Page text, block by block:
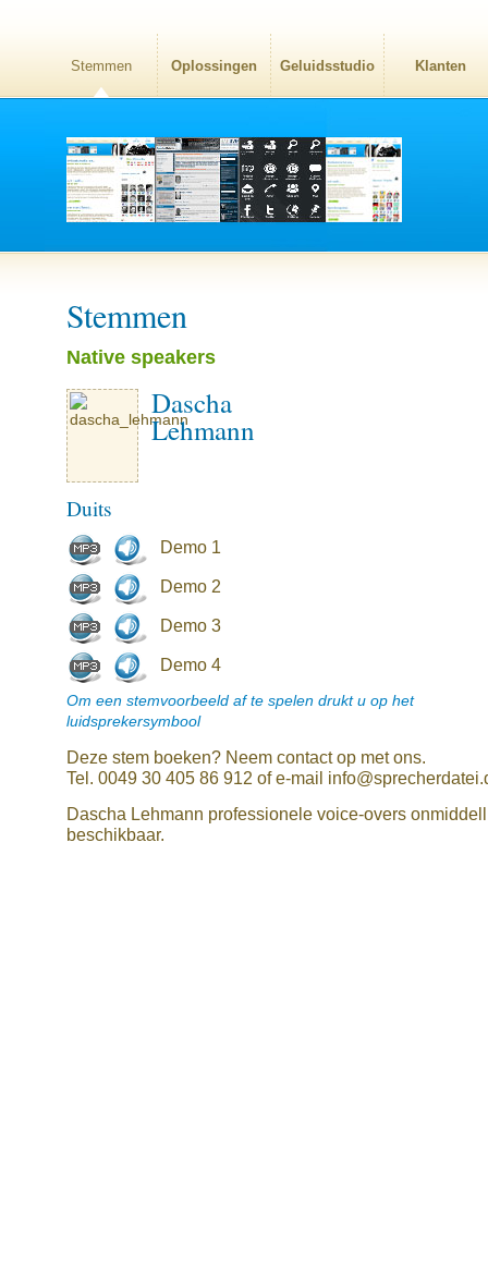
Stemmen Oplossingen Geluidsstudio Klanten
Stemmen
Native speakers
Dascha
Lehmann
Duits
Demo 1
Demo 2
Demo 3
Demo 4
Om een stemvoorbeeld af te spelen drukt u op het
luidsprekersymbool
Deze stem boeken? Neem contact op met ons.
Tel. 0049 30 405 86 912 of e-mail
Dascha Lehmann professionele voice-overs
beschikbaar.